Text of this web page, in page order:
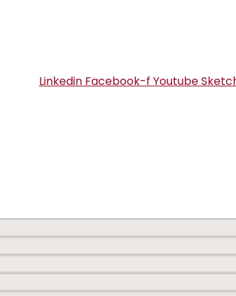
Linkedin Facebook-f Youtube